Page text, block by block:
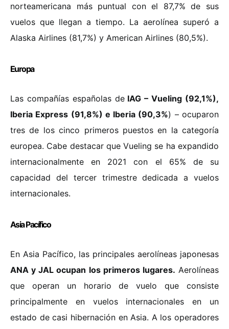
norteamericana más puntual con el 87,7% de sus
vuelos que llegan a tiempo. La aerolínea superó a
Alaska Airlines (81,7%) y American Airlines (80,5%).
Europa
Las compañías españolas deIAG – Vueling (92,1%),
Iberia Express (91,8%) e Iberia (90,3%) – ocuparon
tres de los cinco primeros puestos en la categoría
europea. Cabe destacar que Vueling se ha expandido
internacionalmente en 2021 con el 65% de su
capacidad del tercer trimestre dedicada a vuelos
internacionales.
Asia Pacífico
En Asia Pacífico, las principales aerolíneas japonesas
ANA y JAL ocupan los primeros lugares. Aerolíneas
que operan un horario de vuelo que consiste
principalmente en vuelos internacionales en un
estado de casi hibernación en Asia. A los operadores